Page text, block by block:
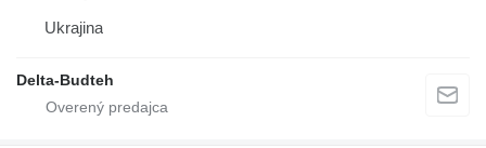
Ukrajina
Delta-Budteh